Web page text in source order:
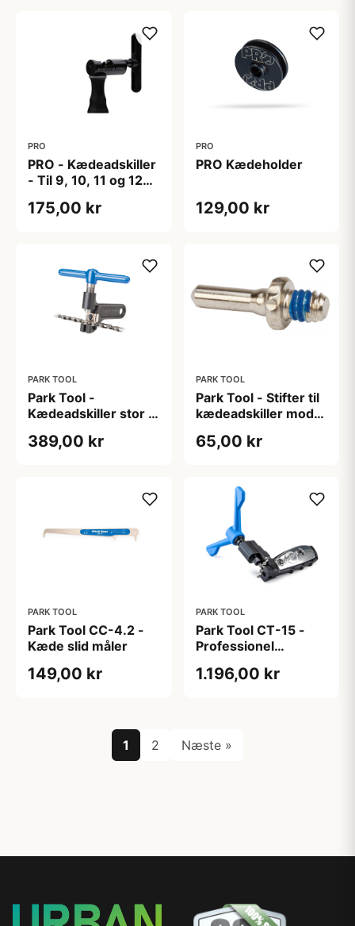
PRO
PRO - Kædeadskiller
- Til 9, 10, 11 og 12
175,00 kr
PRO
PRO Kædeholder
129,00 kr
PARK TOOL
Park Tool -
Kædeadskiller stor -
12 gears kæder
389,00 kr
PARK TOOL
Park Tool - Stifter til
kædeadskiller model
65,00 kr
PARK TOOL
Park Tool CC-4.2 -
Kæde slid måler
149,00 kr
PARK TOOL
Park Tool CT-15 -
Professionel
1.196,00 kr
1 2 Næste »